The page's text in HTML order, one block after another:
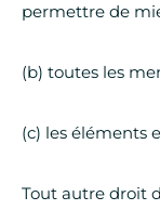
permettre de
(b) toutes les
(c) les éléments
Tout autre droit